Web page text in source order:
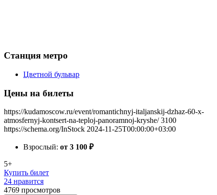
Станция метро
Цветной бульвар
Цены на билеты
https://kudamoscow.ru/event/romantichnyj-italjanskij-dzhaz-60-x-
atmosfernyj-kontsert-na-teploj-panoramnoj-kryshe/ 3100
https://schema.org/InStock 2024-11-25T00:00:00+03:00
Взрослый: от 3 100 ₽
5+
Купить билет
24 нравится
4769 просмотров